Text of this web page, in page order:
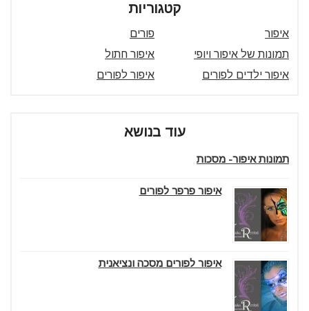
קטגוריות
איפור
פורים
תמונות של איפור ויופי
איפור חתול
איפור ילדים לפורים
איפור לפורים
עוד בנושא
תמונות איפור- מסכות
איפור פרפר לפורים
איפור לפורים מסכה ונציאנית